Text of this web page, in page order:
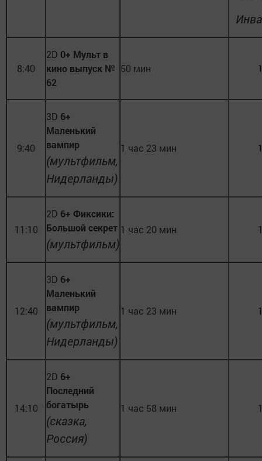
8:40
2D 0+ Мульт в
кино выпуск №
62
50 мин
9:40
3D 6+
Маленький
вампир
(мультфильм,
Нидерланды)
1 час 23 мин
11:10
2D 6+ Фиксики:
Большой секрет
(мультфильм)
1 час 20 мин
12:40
3D 6+
Маленький
вампир
(мультфильм,
Нидерланды)
1 час 23 мин
14:10
2D 6+
Последний
богатырь
(сказка,
Россия)
1 час 58 мин